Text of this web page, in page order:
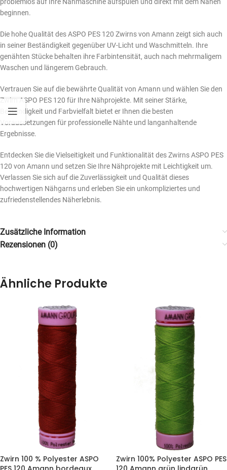
beginnen.
Die hohe Qualität des ASPO PES 120 Zwirns von Amann zeigt sich auch
in seiner Beständigkeit gegenüber UV-Licht und Waschmitteln. Ihre
genähten Stücke behalten ihre Farbintensität, auch nach mehrmaligem
Waschen und längerem Gebrauch.
Vertrauen Sie auf die bewährte Qualität von Amann und wählen Sie den
Zwirn ASPO PES 120 für Ihre Nähprojekte. Mit seiner Stärke,
Beständigkeit und Farbvielfalt bietet er Ihnen die besten
Voraussetzungen für professionelle Nähte und langanhaltende
Ergebnisse.
Entdecken Sie die Vielseitigkeit und Funktionalität des Zwirns ASPO PES
120 von Amann und setzen Sie Ihre Nähprojekte mit Leichtigkeit um.
Verlassen Sie sich auf die Zuverlässigkeit und Qualität dieses
hochwertigen Nähgarns und erleben Sie ein unkompliziertes und
zufriedenstellendes Näherlebnis.
Zusätzliche Information
Rezensionen (0)
Ähnliche Produkte
Zwirn 100 % Polyester ASPO
Zwirn 100% Polyester ASPO PES